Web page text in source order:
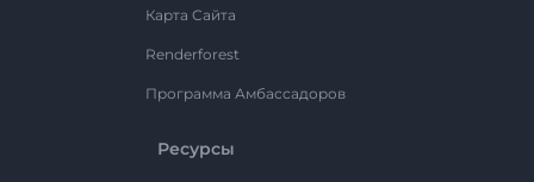
Карта Сайта
Renderforest
Программа Амбассадоров
Ресурсы